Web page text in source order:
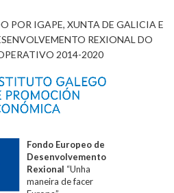
POR IGAPE, XUNTA DE GALICIA E
REXIONAL DO
2014-2020
Fondo Europeo de
Desenvolvemento
Rexional “Unha
maneira de facer